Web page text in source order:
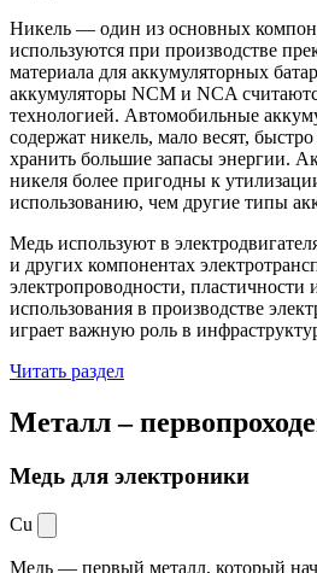
Никель — один из основных
используются при производстве
материала для аккумуляторных
аккумуляторы NCM и NCA
технологией. Автомобильные
содержат никель, мало весят,
хранить большие запасы энергии.
никеля более пригодны к
использованию, чем другие типы
Медь используют в
и других компонентах
электропроводности,
использования в производстве
играет важную роль в
Читать раздел
Металл –
Медь для электроники
Cu
Медь — первый металл, который